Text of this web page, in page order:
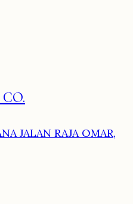
JALAN RAJA OMAR,